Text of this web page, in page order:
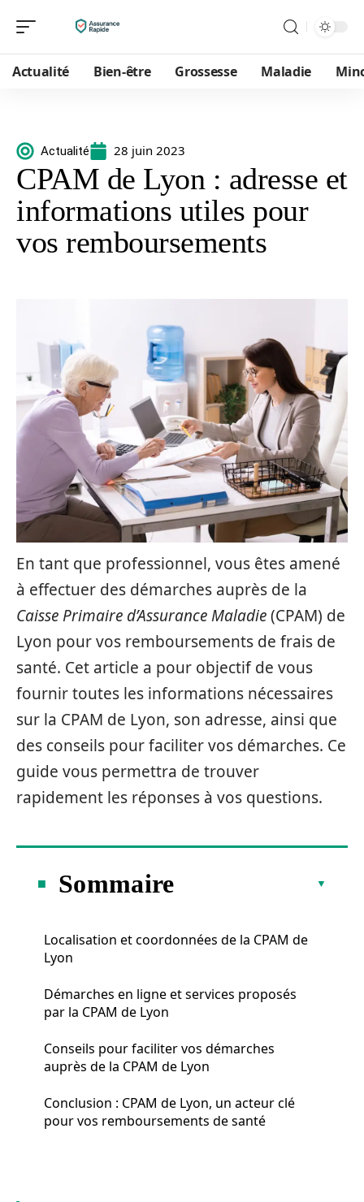
Actualité Bien-être Grossesse Maladie
Actualité 28 juin 2023
CPAM de Lyon : adresse et
informations utiles pour
vos remboursements
En tant que professionnel, vous êtes amené
à effectuer des démarches auprès de la
Caisse Primaire d’Assurance Maladie(CPAM) de
Lyon pour vos remboursements de frais de
santé. Cet article a pour objectif de vous
fournir toutes les informations nécessaires
sur la CPAM de Lyon, son adresse, ainsi que
des conseils pour faciliter vos démarches. Ce
guide vous permettra de trouver
rapidement les réponses à vos questions.
Sommaire
Localisation et coordonnées de la CPAM de
Lyon
Démarches en ligne et services proposés
par la CPAM de Lyon
Conseils pour faciliter vos démarches
auprès de la CPAM de Lyon
Conclusion : CPAM de Lyon, un acteur clé
pour vos remboursements de santé